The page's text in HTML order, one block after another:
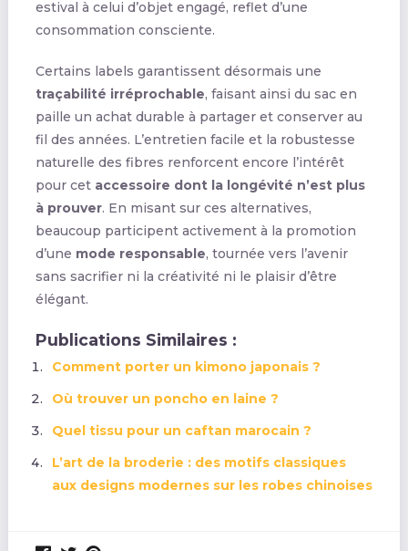
estival à celui d’objet engagé, reflet d’une
consommation consciente.
Certains labels garantissent désormais une
traçabilité irréprochable, faisant ainsi du sac en
paille un achat durable à partager et conserver au
fil des années. L’entretien facile et la robustesse
naturelle des fibres renforcent encore l’intérêt
pour cet accessoire dont la longévité n’est plus
à prouver. En misant sur ces alternatives,
beaucoup participent activement à la promotion
d’une mode responsable, tournée vers l’avenir
sans sacrifier ni la créativité ni le plaisir d’être
élégant.
Publications Similaires :
Comment porter un kimono japonais ?
Où trouver un poncho en laine ?
Quel tissu pour un caftan marocain ?
L’art de la broderie : des motifs classiques
aux designs modernes sur les robes chinoises